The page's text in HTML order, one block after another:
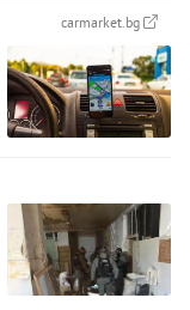
carmarket.bg